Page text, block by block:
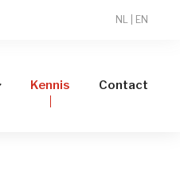
NL EN
Kennis Contact